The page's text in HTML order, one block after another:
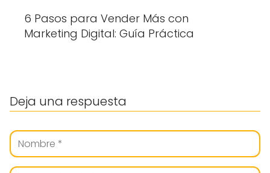
6 Pasos para Vender Más con
Marketing Digital: Guía Práctica
Deja una respuesta